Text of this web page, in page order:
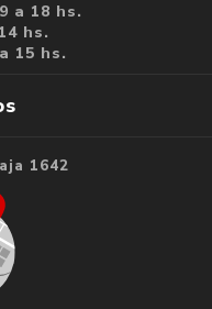
a 18 hs.
hs.
15 hs.
1642